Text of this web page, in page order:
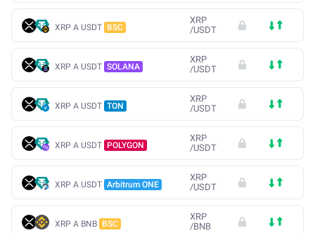
XRP A USDT BSC
XRP
/USDT
XRP A USDT SOLANA
XRP
/USDT
XRP A USDT TON
XRP
/USDT
XRP A USDT POLYGON
XRP
/USDT
XRP A USDT Arbitrum ONE
XRP
/USDT
XRP A BNB BSC
XRP
/BNB